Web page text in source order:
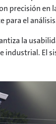
precisión en
para el
la
industrial. El